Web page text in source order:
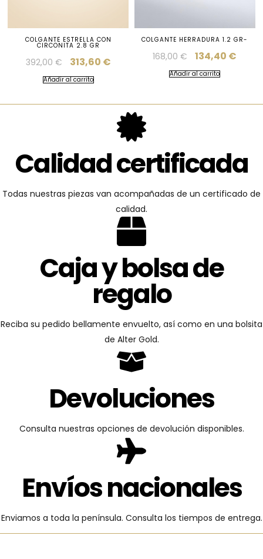
COLGANTE ESTRELLA CON
CIRCONITA 2.8 GR
392,00 € 313,60 €
Añadir al carrito
COLGANTE HERRADURA 1.2 GR-
168,00€ 134,40 €
Añadir al carrito
Calidad certificada
Todas nuestras piezas van acompañadas de un certificado de
calidad.
Caja y bolsa de
regalo
Reciba su pedido bellamente envuelto, así como en una bolsita
de Alter Gold.
Devoluciones
Consulta nuestras opciones de devolución disponibles.
Envíos nacionales
Enviamos a toda la península. Consulta los tiempos de entrega.